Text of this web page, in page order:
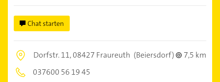
Chat starten
Dorfstr. 11,08427 Fraureuth (Beiersdorf)
7,5 km
037600 56 19 45